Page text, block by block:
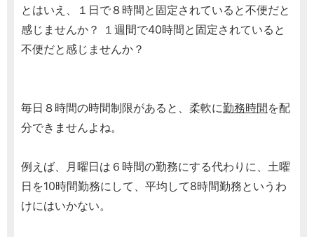
とはいえ、１日で８時間と固定されていると不便だと
感じませんか？ １週間で40時間と固定されていると
不便だと感じませんか？
毎日８時間の時間制限があると、柔軟に勤務時間を配
分できませんよね。
例えば、月曜日は６時間の勤務にする代わりに、土曜
日を10時間勤務にして、平均して8時間勤務というわ
けにはいかない。